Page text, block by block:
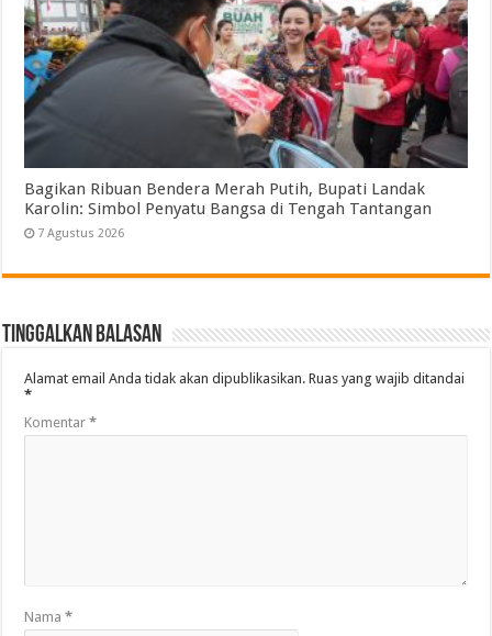
Bagikan Ribuan Bendera Merah Putih, Bupati Landak
Karolin: Simbol Penyatu Bangsa di Tengah Tantangan
7 Agustus 2026
Tinggalkan Balasan
Alamat email Anda tidak akan dipublikasikan. Ruas yang wajib ditandai
*
Komentar*
Nama*